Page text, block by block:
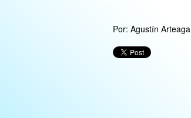
Por: Agustín Arteaga